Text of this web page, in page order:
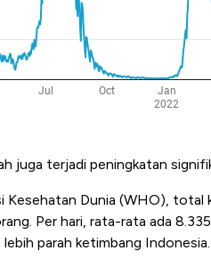
juga terjadi peningkatan
Dunia (WHO), total
Per hari, rata-rata ada
parah ketimbang Indonesia.
Begini Cara Korsel
di Jaman Dulu